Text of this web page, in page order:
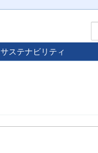
サステナビリティ